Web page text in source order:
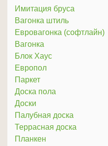
Имитация бруса
Вагонка штиль
Евровагонка (софтлайн)
Вагонка
Блок Хаус
Европол
Паркет
Доска пола
Доски
Палубная доска
Террасная доска
Планкен